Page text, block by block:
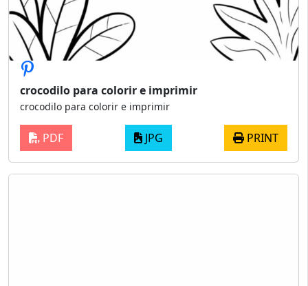
crocodilo para colorir e imprimir
crocodilo para colorir e imprimir
PDF JPG PRINT